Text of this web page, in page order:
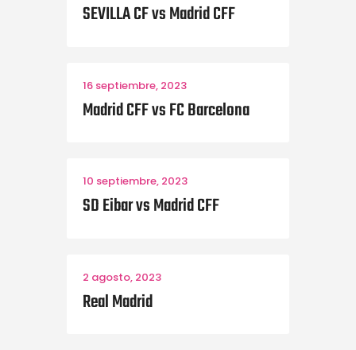
SEVILLA CF vs Madrid CFF
16 septiembre, 2023
Madrid CFF vs FC Barcelona
10 septiembre, 2023
SD Eibar vs Madrid CFF
2 agosto, 2023
Real Madrid